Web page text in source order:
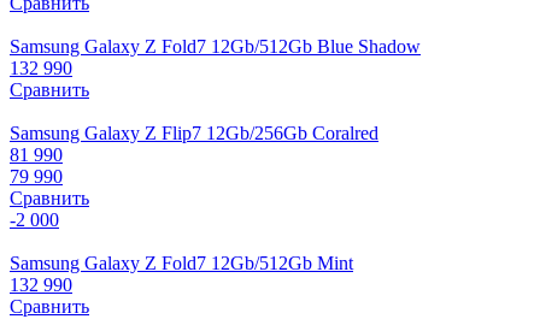
Samsung Galaxy Z Fold7 12Gb/512Gb Blue Shadow
132 990
Сравнить
Samsung Galaxy Z Flip7 12Gb/256Gb Coralred
81 990
79 990
Сравнить
-2 000
Samsung Galaxy Z Fold7 12Gb/512Gb Mint
132 990
Сравнить